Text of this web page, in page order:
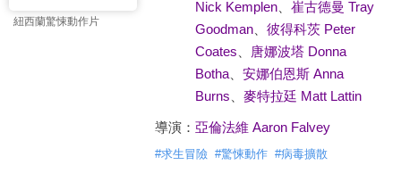
紐西蘭驚悚動作片
Nick Kemplen、 崔古德曼 Tray
Goodman、 彼得科茨 Peter
Coates
唐娜波塔 Donna
Botha、 安娜伯恩斯 Anna
Burns
麥特拉廷 Matt Lattin
導演： 亞倫法維 Aaron Falvey
#求生冒險 #驚悚動作 #病毒擴散